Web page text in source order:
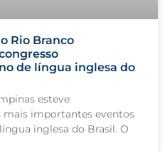
Rio Branco
de língua inglesa do
esteve
importantes eventos
inglesa do Brasil. O